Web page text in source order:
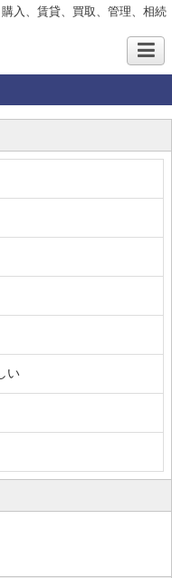
入、賃貸、買取、管理、相続
い